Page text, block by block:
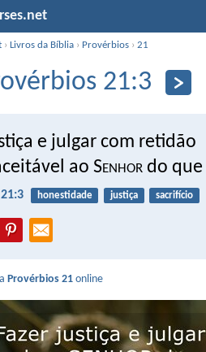
›Livros da Bíblia › Provérbios ›21
21:3
e julgar com retidão
ao Senhor do que
honestidade justiça sacrifício
Provérbios 21 online